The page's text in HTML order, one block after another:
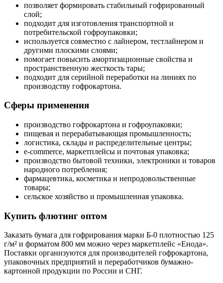
позволяет формировать стабильный гофрированный
слой;
подходит для изготовления транспортной и
потребительской гофроупаковки;
используется совместно с лайнером, тестлайнером и
другими плоскими слоями;
помогает повысить амортизационные свойства и
пространственную жесткость тары;
подходит для серийной переработки на линиях по
производству гофрокартона.
Сферы применения
производство гофрокартона и гофроупаковки;
пищевая и перерабатывающая промышленность;
логистика, склады и распределительные центры;
e-commerce, маркетплейсы и почтовая упаковка;
производство бытовой техники, электроники и товаров
народного потребления;
фармацевтика, косметика и непродовольственные
товары;
сельское хозяйство и промышленная упаковка.
Купить флютинг оптом
Заказать бумага для гофрирования марки Б-0 плотностью 125
г/м² и форматом 800 мм можно через маркетплейс «Енода».
Поставки организуются для производителей гофрокартона,
упаковочных предприятий и переработчиков бумажно-
картонной продукции по России и СНГ.